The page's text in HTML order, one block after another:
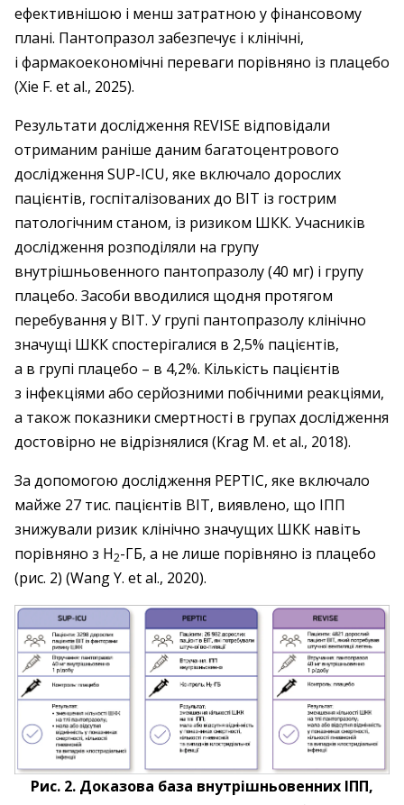
ефективнішою і менш затратною у фінансовому
плані. Пантопразол забезпечує і клінічні,
і фармакоекономічні переваги порівняно із плацебо
(Xie F. et al., 2025).
Результати дослідження REVISE відповідали
отриманим раніше даним багатоцентрового
дослідження SUP-ICU, яке включало дорослих
пацієнтів, госпіталізованих до ВІТ із гострим
патологічним станом, із ризиком ШКК. Учасників
дослідження розподіляли на групу
внутрішньовенного пантопразолу (40 мг) і групу
плацебо. Засоби вводилися щодня протягом
перебування у ВІТ. У групі пантопразолу клінічно
значущі ШКК спостерігалися в 2,5% пацієнтів,
а в групі плацебо – в 4,2%. Кількість пацієнтів
з інфекціями або серйозними побічними реакціями,
а також показники смертності в групах дослідження
достовірно не відрізнялися (Krag M. et al., 2018).
За допомогою дослідження PEPTIC, яке включало
майже 27 тис. пацієнтів ВІТ, виявлено, що ІПП
знижували ризик клінічно значущих ШКК навіть
порівняно з H2-ГБ, а не лише порівняно із плацебо
(рис. 2) (Wang Y. et al., 2020).
Рис. 2. Доказова база внутрішньовенних ІПП,